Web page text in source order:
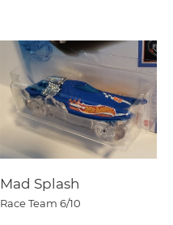
Mad Splash
Race Team 6/10